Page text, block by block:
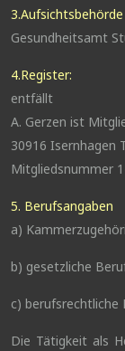
Gesundheitsamt
4.Register:
entfällt
A. Gerzen ist
30916 Isernhagen
Mitgliedsnummer
5. Berufsangaben
a)
b) gesetzliche
c) berufsrechtliche
Die Tätigkeit als